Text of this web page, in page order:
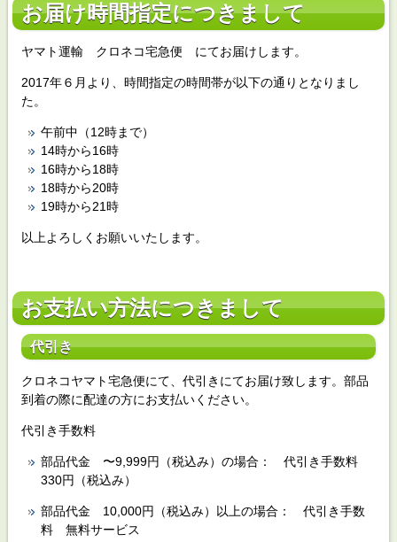
お届け時間指定につきまして
ヤマト運輸 クロネコ宅急便 にてお届けします。
2017年６月より、時間指定の時間帯が以下の通りとなりまし
た。
午前中（12時まで）
14時から16時
16時から18時
18時から20時
19時から21時
以上よろしくお願いいたします。
お支払い方法につきまして
代引き
クロネコヤマト宅急便にて、代引きにてお届け致します。部品
到着の際に配達の方にお支払いください。
代引き手数料
部品代金 〜9,999円（税込み）の場合： 代引き手数料
330円（税込み）
部品代金 10,000円（税込み）以上の場合： 代引き手数
料 無料サービス